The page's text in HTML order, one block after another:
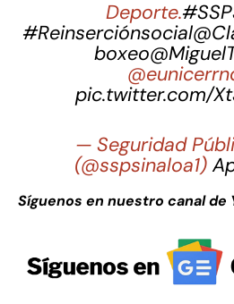
Deporte.
#Reinserciónsocial
boxeo
pic.twitter.com/
— Seguridad
(@sspsinaloa1)
Síguenos en nuestro canal de